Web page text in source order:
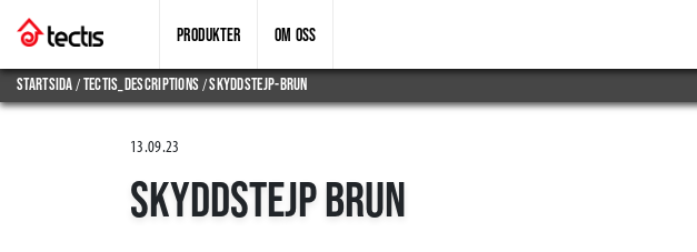
PRODUKTER OM OSS
Startsida/tectis_descriptions/skyddstejp-brun
13.09.23
SKYDDSTEJP BRUN